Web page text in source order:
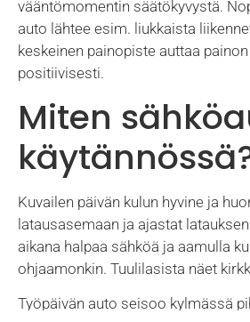
vääntömomentin säätökyvystä.
auto lähtee esim. liukkaista
keskeinen painopiste auttaa
positiivisesti.
Miten
Kuvailen päivän kulun hyvine ja
latausasemaan ja ajastat
aikana halpaa sähköä ja aamulla
ohjaamonkin. Tuulilasista näet
Työpäivän auto seisoo kylmässä